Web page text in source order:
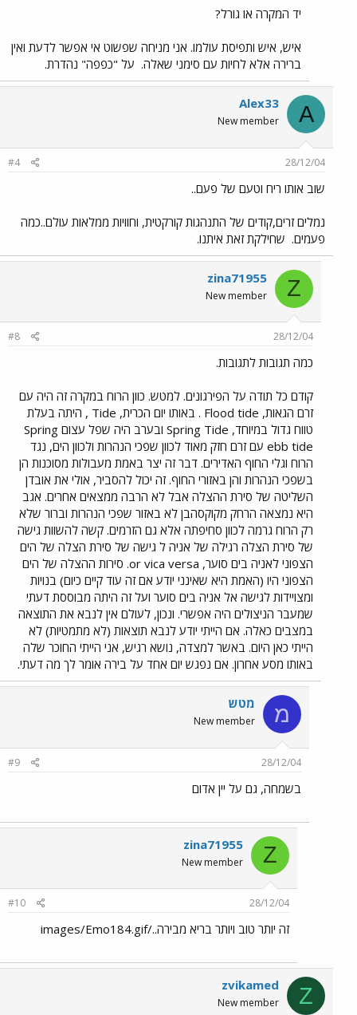
יד המקרה או גורל?
איש, איש ותפיסת עולמו. אני מניחה שפשוט אי אפשר לדעת ואין
ברירה אלא לחיות עם סימני שאלה. על "כפפה" נהדרת.
A
Alex33
New member
28/12/04
#4
שוב אותו ריח וטעם של פעם..
נמלים זרים,קודים של התנהגות קורקטית, וחוויות ממלאות עולם..כמה
פעמים. שחילקת זאת איתנו.
Z
zina71955
New member
28/12/04
#8
כמה תגובות לתגובות.
קודם כל תודה על הפירגונים. למטש. כוון הרוח במקרה זה היה עם
זרם הגאות, Flood tide . באותו יום הכרית, Tide , היתה בעלת
טווח גדול במיוחד, Spring Tide ובערב היה שפל עצום Spring
ebb tide עם זרם חזק מאוד לכוון שפכי הנהרות ולכוון הים, נגד
הרוח וגלי החוף האדירים. דבר זה יצר באמת מעבולות מסוכנות הן
בשפכי הנהרות והן באזורי החוף. זה יכול להסביר, אולי את אובדן
השליטה של סירת ההצלה אבל לא הרבה ממצאים אחרים. אגב
היא נמצאה הרחק מקוקסהבן לא באזור שפכי הנהרות וברור שלא
רק הרוח גרמה לכוון סחיפתה אלא גם הזרמים. קשה להשוות גישה
של סירת הצלה רגילה של אניה ל גישה של סירת הצלה של הים
הצפוני לאניה בים סוער, or vica versa. סירות ההצלה של הים
הצפוני היו (האמת היא שאינני יודע אם זה עוד קיים כיום) בנויות
ומצויידות לגישה אל אניה בים סוער ועל זה היתה מבוססת דעתי
שמעבר הניצולים היה אפשרי. ונכון, לעולם אין לנבא את התוצאה
במצבים כאלה. אם הייתי יודע לנבא תוצאות (לא מתמטיות) לא
הייתי כאן היום. באשר למצדה, נושא רגיש, אני הייתי החוכר שלה
באותו מסע אחרון. אם נפגש יום אחד על בירה אומר לך מה דעתי.
מ מטש
New member
28/12/04
#9
בשמחה, גם על יין אדום
Z
zina71955
New member
28/12/04
#10
זה יותר טוב ויותר בריא מבירה../images/Emo184.gif
Z
zvikamed
New member